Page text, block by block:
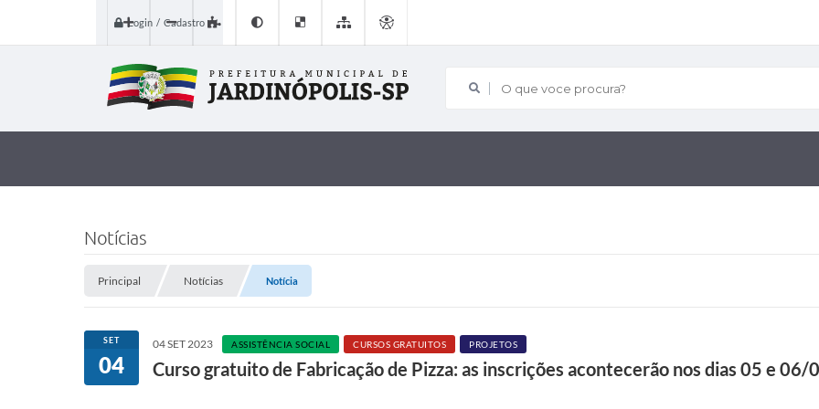
Login / Cadastro
O que voce procura?
Notícias
Principal Notícias Notícia
SET
04
04 SET 2023 ASSISTÊNCIA SOCIAL CURSOS GRATUITOS PROJETOS
Curso gratuito de Fabricação de Pizza: as inscrições acontecerão nos dias 05 e 06/